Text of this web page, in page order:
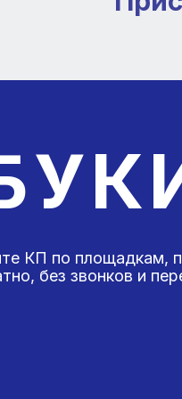
КП по площадкам,
без звонков и